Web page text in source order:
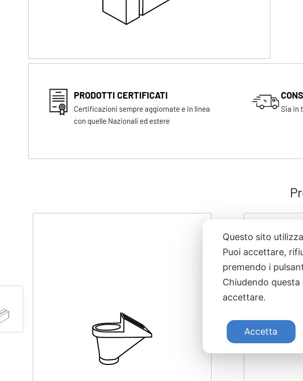
PRODOTTI CERTIFICATI
Certificazioni sempre aggiornate e in linea
con quelle Nazionali ed estere
Sia in
Questo sito
Puoi accettare,
premendo i
Chiudendo
accettare.
Accetta